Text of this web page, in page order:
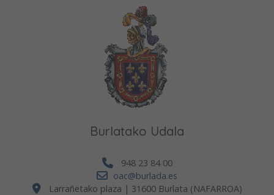
Burlatako Udala
948 23 84 00
oac@burlada.es
Larrañetako plaza | 31600 Burlata (NAFARROA)